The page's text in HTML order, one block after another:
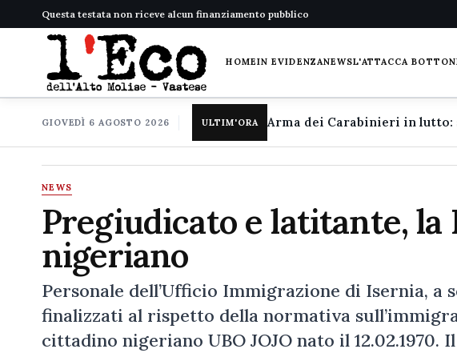
Questa testata non riceve alcun finanziamento pubblico
HOMEIN EVIDENZANEWSL'ATTACCA
GIOVEDÌ 6 AGOSTO 2026 ULTIM'ORA
NEWS
Pregiudicato e latitante, la
nigeriano
Personale dell’Ufficio Immigrazione di Isernia,
finalizzati al rispetto della normativa
cittadino nigeriano UBO JOJO nato il